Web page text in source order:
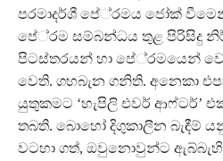
පරමාදර්ශී පේ‍්‍රමය ජෝක්
පේ‍්‍රම සම්බන්ධය තුළ පිරිසිදු
පිටස්තරයන් හා පේ‍්‍රමයෙන්
වෙති. ගහබැන ගනිති. අනෙකා
යුතුකමට ‘හැපිලි එවර් ආෆ්ටර්’
තබති. බොහෝ දිගුකාලීන බැඳීම්
වටහා ගත්, ඔවුනොවුන්ට ඇබ්බැහි